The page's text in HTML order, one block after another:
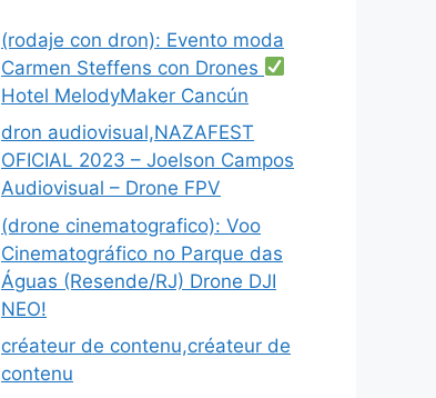
(rodaje con dron): Evento moda
Carmen Steffens con Drones
Hotel MelodyMaker Cancún
dron audiovisual,NAZAFEST
OFICIAL 2023 – Joelson Campos
Audiovisual – Drone FPV
(drone cinematografico): Voo
Cinematográfico no Parque das
Águas (Resende/RJ) Drone DJI
NEO!
créateur de contenu,créateur de
contenu